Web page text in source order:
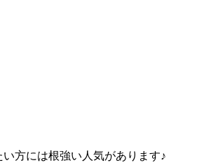
方には根強い人気があります♪